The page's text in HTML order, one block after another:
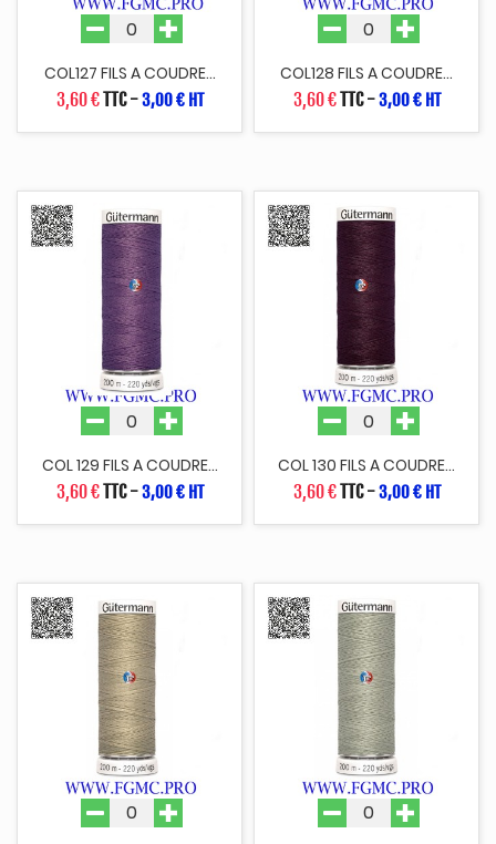
COL127 FILS A COUDRE...
3,60 €TTC-3,00 € HT
COL128 FILS A COUDRE...
3,60 €TTC-3,00 € HT
COL 129 FILS A COUDRE...
3,60 €TTC-3,00 € HT
COL 130 FILS A COUDRE...
3,60 €TTC-3,00 € HT